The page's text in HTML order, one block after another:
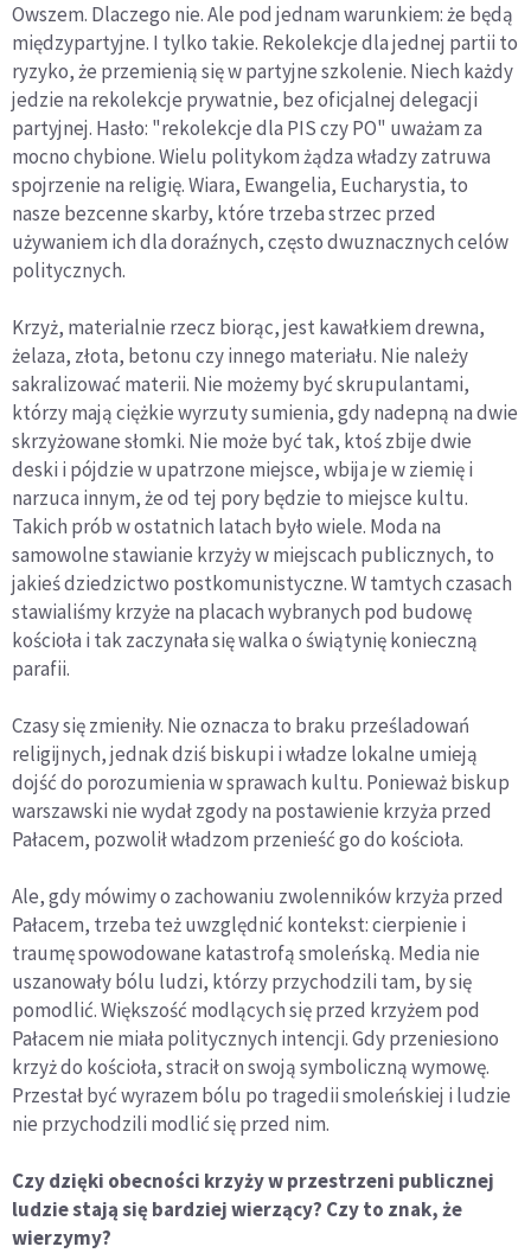
Owszem. Dlaczego nie. Ale pod jednam warunkiem: że będą
międzypartyjne. I tylko takie. Rekolekcje dla jednej partii to
ryzyko, że przemienią się w partyjne szkolenie. Niech każdy
jedzie na rekolekcje prywatnie, bez oficjalnej delegacji
partyjnej. Hasło: "rekolekcje dla PIS czy PO" uważam za
mocno chybione. Wielu politykom żądza władzy zatruwa
spojrzenie na religię. Wiara, Ewangelia, Eucharystia, to
nasze bezcenne skarby, które trzeba strzec przed
używaniem ich dla doraźnych, często dwuznacznych celów
politycznych.
Krzyż, materialnie rzecz biorąc, jest kawałkiem drewna,
żelaza, złota, betonu czy innego materiału. Nie należy
sakralizować materii. Nie możemy być skrupulantami,
którzy mają ciężkie wyrzuty sumienia, gdy nadepną na dwie
skrzyżowane słomki. Nie może być tak, ktoś zbije dwie
deski i pójdzie w upatrzone miejsce, wbija je w ziemię i
narzuca innym, że od tej pory będzie to miejsce kultu.
Takich prób w ostatnich latach było wiele. Moda na
samowolne stawianie krzyży w miejscach publicznych, to
jakieś dziedzictwo postkomunistyczne. W tamtych czasach
stawialiśmy krzyże na placach wybranych pod budowę
kościoła i tak zaczynała się walka o świątynię konieczną
parafii.
Czasy się zmieniły. Nie oznacza to braku prześladowań
religijnych, jednak dziś biskupi i władze lokalne umieją
dojść do porozumienia w sprawach kultu. Ponieważ biskup
warszawski nie wydał zgody na postawienie krzyża przed
Pałacem, pozwolił władzom przenieść go do kościoła.
Ale, gdy mówimy o zachowaniu zwolenników krzyża przed
Pałacem, trzeba też uwzględnić kontekst: cierpienie i
traumę spowodowane katastrofą smoleńską. Media nie
uszanowały bólu ludzi, którzy przychodzili tam, by się
pomodlić. Większość modlących się przed krzyżem pod
Pałacem nie miała politycznych intencji. Gdy przeniesiono
krzyż do kościoła, stracił on swoją symboliczną wymowę.
Przestał być wyrazem bólu po tragedii smoleńskiej i ludzie
nie przychodzili modlić się przed nim.
Czy dzięki obecności krzyży w przestrzeni publicznej
ludzie stają się bardziej wierzący? Czy to znak, że
wierzymy?